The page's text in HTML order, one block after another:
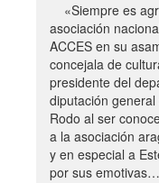
«Siempre es
asociación
ACCES en su
concejala de
presidente del
diputación
Rodo al ser
a la asociación
y en especial a
por sus emotivas…